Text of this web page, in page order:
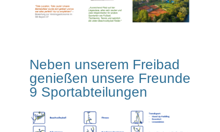
Neben unserem Freibad
genießen unsere Freunde
9 Sportabteilungen